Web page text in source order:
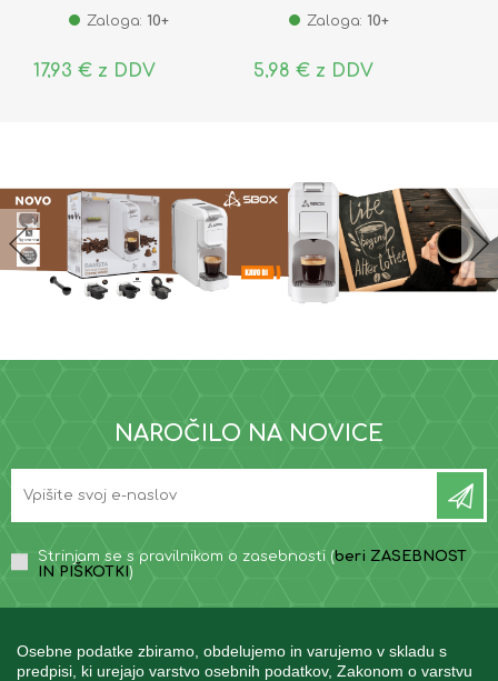
Osebne podatke zbiramo, obdelujemo in varujemo v skladu s
predpisi, ki urejajo varstvo osebnih podatkov, Zakonom o varstvu
Zaloga: 10+
17,93 € z DDV
Zaloga: 10+
5,98 € z DDV
NAROČILO NA NOVICE
Strinjam se s pravilnikom o zasebnosti (beri ZASEBNOST
IN PIŠKOTKI )